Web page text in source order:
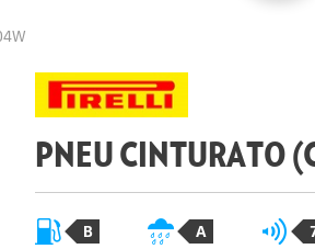
PNEU CINTURATO
B A